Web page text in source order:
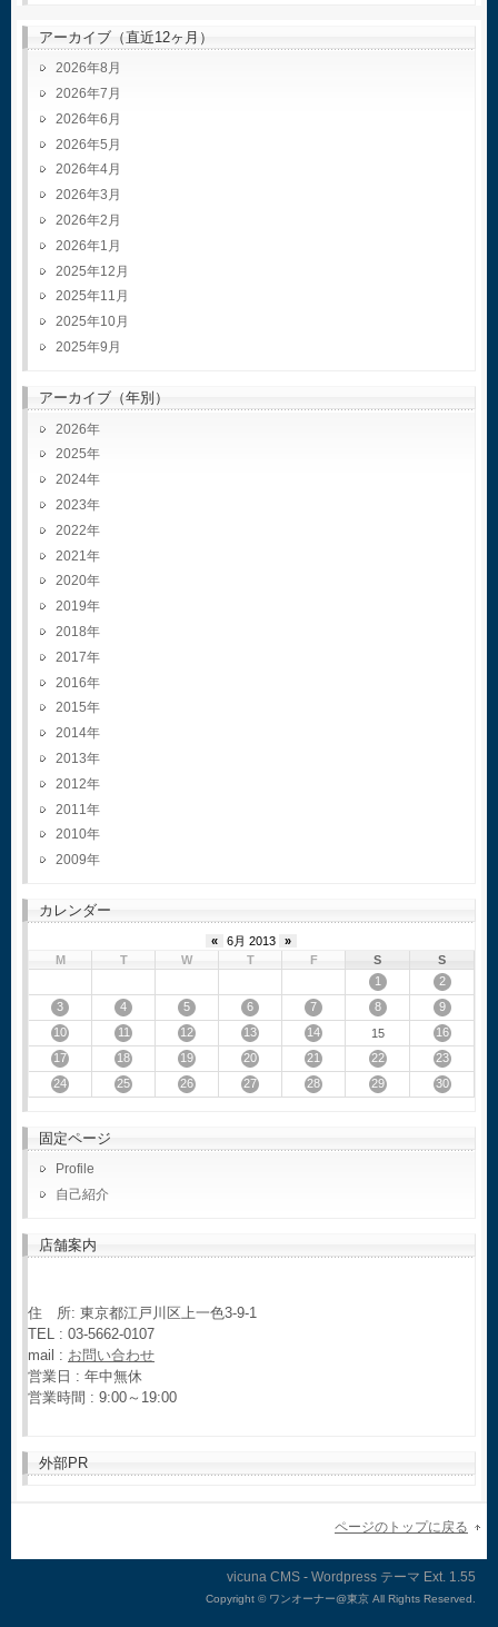
アーカイブ（直近12ヶ月）
2026年8月
2026年7月
2026年6月
2026年5月
2026年4月
2026年3月
2026年2月
2026年1月
2025年12月
2025年11月
2025年10月
2025年9月
アーカイブ（年別）
2026
2025
2024
2023
2022
2021
2020
2019
2018
2017
2016
2015
2014
2013
2012
2011
2010
2009
カレンダー
« 6月 2013
»
M
T W T F S
S
1
2
3
4 5 6 7 8
9
10
11 12 13 14 15
16
17
18 19 20 21 22
23
24
25 26 27 28 29 30
固定ページ
Profile
自己紹介
店舗案内
住 所: 東京都江戸川区上一色3-9-1
TEL : 03-5662-0107
mail : お問い合わせ
営業日 : 年中無休
営業時間 : 9:00～19:00
外部PR
ページのトップに戻る
vicuna CMS - Wordpress テーマ Ext.
Copyright © ワンオーナー@東京 All Rights Reserved.